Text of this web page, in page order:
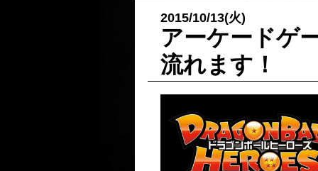
2015/10/13(火)
アーケードゲ
流れます！